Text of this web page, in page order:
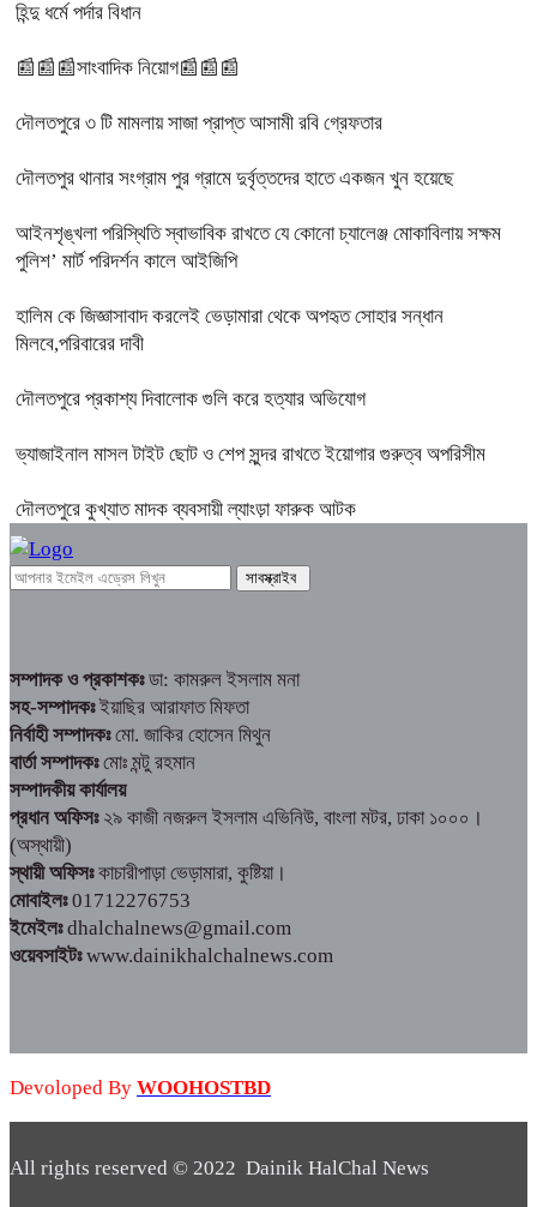
হিন্দু ধর্মে পর্দার বিধান
📰📰📰সাংবাদিক নিয়োগ📰📰📰
দৌলতপুরে ৩ টি মামলায় সাজা প্রাপ্ত আসামী রবি গ্রেফতার
দৌলতপুর থানার সংগ্রাম পুর গ্রামে দুর্বৃত্তদের হাতে একজন খুন হয়েছে
আইনশৃঙ্খলা পরিস্থিতি স্বাভাবিক রাখতে যে কোনো চ্যালেঞ্জ মোকাবিলায় সক্ষম
পুলিশ’ মার্ট পরিদর্শন কালে আইজিপি
হালিম কে জিজ্ঞাসাবাদ করলেই ভেড়ামারা থেকে অপহৃত সোহার সন্ধান
মিলবে,পরিবারের দাবী
দৌলতপুরে প্রকাশ্য দিবালোক গুলি করে হত্যার অভিযোগ
ভ্যাজাইনাল মাসল টাইট ছোট ও শেপ সুন্দর রাখতে ইয়োগার গুরুত্ব অপরিসীম
দৌলতপুরে কুখ্যাত মাদক ব্যবসায়ী ল্যাংড়া ফারুক আটক
সম্পাদক ও প্রকাশকঃডা: কামরুল ইসলাম মনা
সহ-সম্পাদকঃইয়াছির আরাফাত মিফতা
নির্বাহী সম্পাদকঃমো. জাকির হোসেন মিথুন
বার্তা সম্পাদকঃমোঃ মন্টু রহমান
সম্পাদকীয় কার্যালয়
প্রধান অফিসঃ২৯ কাজী নজরুল ইসলাম এভিনিউ, বাংলা মটর, ঢাকা ১০০০।
(অস্থায়ী)
স্থায়ী অফিসঃকাচারীপাড়া ভেড়ামারা, কুষ্টিয়া।
মোবাইলঃ01712276753
ইমেইলঃdhalchalnews@gmail.com
ওয়েবসাইটঃwww.dainikhalchalnews.com
Devoloped By WOOHOSTBD
All rights reserved © 2022 Dainik HalChal News